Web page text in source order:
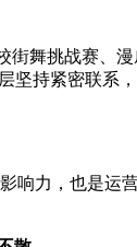
舞挑战赛、
坚持紧密联系
力，也是运